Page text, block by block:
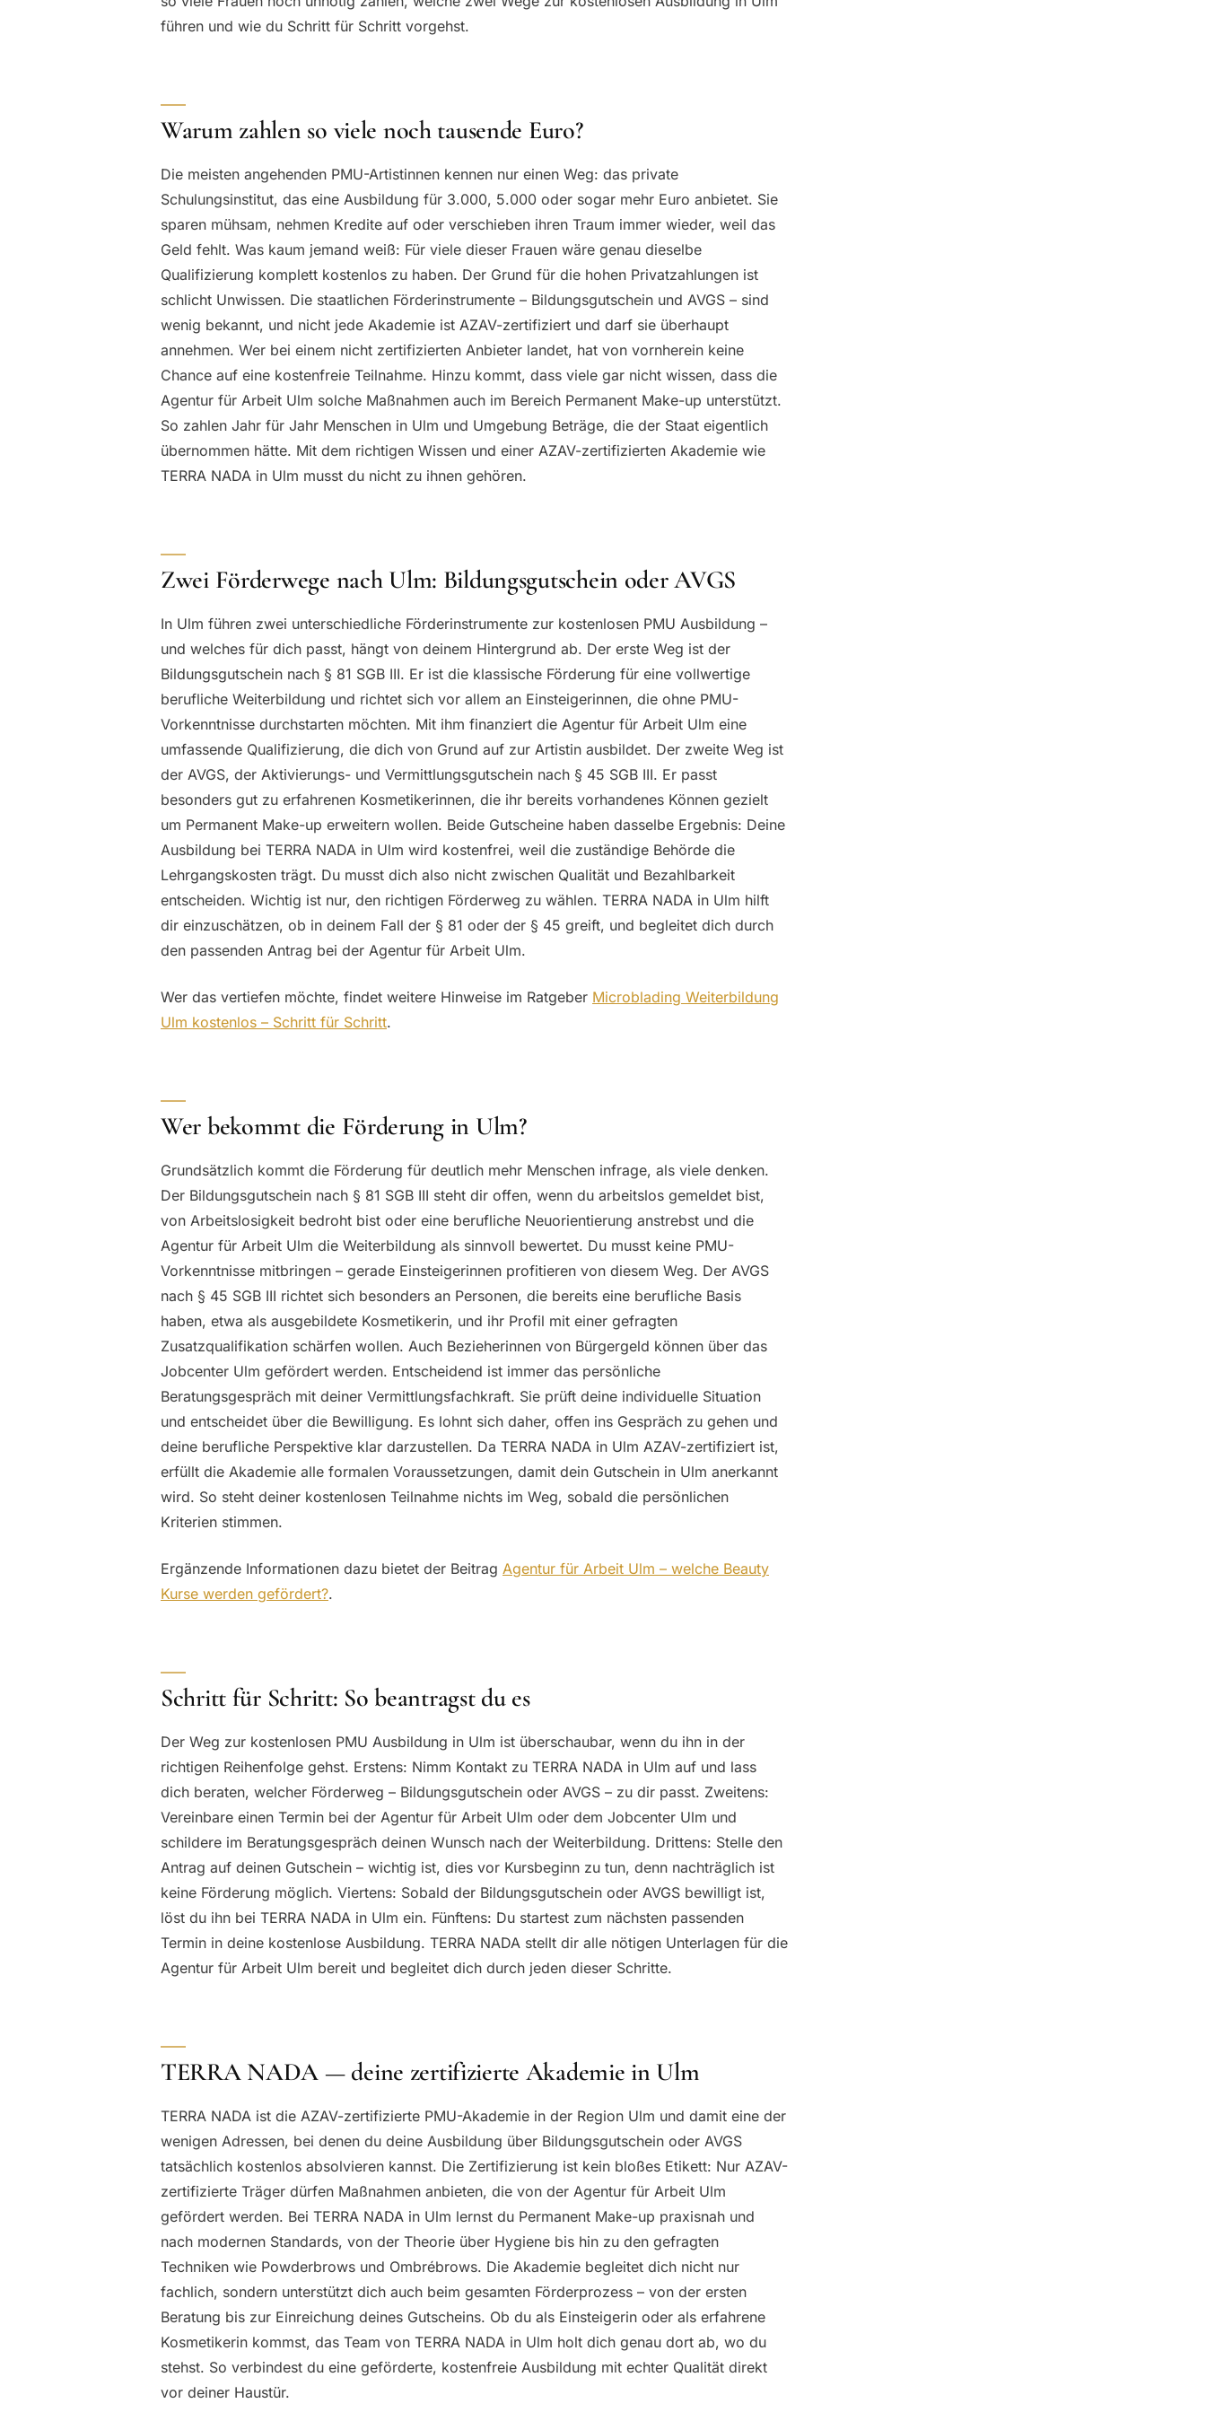
führen und wie du Schritt für Schritt vorgehst.
Warum zahlen so viele noch tausende Euro?
Die meisten angehenden PMU-Artistinnen kennen nur einen Weg: das private
Schulungsinstitut, das eine Ausbildung für 3.000, 5.000 oder sogar mehr Euro anbietet. Sie
sparen mühsam, nehmen Kredite auf oder verschieben ihren Traum immer wieder, weil das
Geld fehlt. Was kaum jemand weiß: Für viele dieser Frauen wäre genau dieselbe
Qualifizierung komplett kostenlos zu haben. Der Grund für die hohen Privatzahlungen ist
schlicht Unwissen. Die staatlichen Förderinstrumente – Bildungsgutschein und AVGS – sind
wenig bekannt, und nicht jede Akademie ist AZAV-zertifiziert und darf sie überhaupt
annehmen. Wer bei einem nicht zertifizierten Anbieter landet, hat von vornherein keine
Chance auf eine kostenfreie Teilnahme. Hinzu kommt, dass viele gar nicht wissen, dass die
Agentur für Arbeit Ulm solche Maßnahmen auch im Bereich Permanent Make-up unterstützt.
So zahlen Jahr für Jahr Menschen in Ulm und Umgebung Beträge, die der Staat eigentlich
übernommen hätte. Mit dem richtigen Wissen und einer AZAV-zertifizierten Akademie wie
TERRA NADA in Ulm musst du nicht zu ihnen gehören.
Zwei Förderwege nach Ulm: Bildungsgutschein oder AVGS
In Ulm führen zwei unterschiedliche Förderinstrumente zur kostenlosen PMU Ausbildung –
und welches für dich passt, hängt von deinem Hintergrund ab. Der erste Weg ist der
Bildungsgutschein nach § 81 SGB III. Er ist die klassische Förderung für eine vollwertige
berufliche Weiterbildung und richtet sich vor allem an Einsteigerinnen, die ohne PMU-
Vorkenntnisse durchstarten möchten. Mit ihm finanziert die Agentur für Arbeit Ulm eine
umfassende Qualifizierung, die dich von Grund auf zur Artistin ausbildet. Der zweite Weg ist
der AVGS, der Aktivierungs- und Vermittlungsgutschein nach § 45 SGB III. Er passt
besonders gut zu erfahrenen Kosmetikerinnen, die ihr bereits vorhandenes Können gezielt
um Permanent Make-up erweitern wollen. Beide Gutscheine haben dasselbe Ergebnis: Deine
Ausbildung bei TERRA NADA in Ulm wird kostenfrei, weil die zuständige Behörde die
Lehrgangskosten trägt. Du musst dich also nicht zwischen Qualität und Bezahlbarkeit
entscheiden. Wichtig ist nur, den richtigen Förderweg zu wählen. TERRA NADA in Ulm hilft
dir einzuschätzen, ob in deinem Fall der § 81 oder der § 45 greift, und begleitet dich durch
den passenden Antrag bei der Agentur für Arbeit Ulm.
Wer das vertiefen möchte, findet weitere Hinweise im Ratgeber Microblading Weiterbildung
Ulm kostenlos – Schritt für Schritt.
Wer bekommt die Förderung in Ulm?
Grundsätzlich kommt die Förderung für deutlich mehr Menschen infrage, als viele denken.
Der Bildungsgutschein nach § 81 SGB III steht dir offen, wenn du arbeitslos gemeldet bist,
von Arbeitslosigkeit bedroht bist oder eine berufliche Neuorientierung anstrebst und die
Agentur für Arbeit Ulm die Weiterbildung als sinnvoll bewertet. Du musst keine PMU-
Vorkenntnisse mitbringen – gerade Einsteigerinnen profitieren von diesem Weg. Der AVGS
nach § 45 SGB III richtet sich besonders an Personen, die bereits eine berufliche Basis
haben, etwa als ausgebildete Kosmetikerin, und ihr Profil mit einer gefragten
Zusatzqualifikation schärfen wollen. Auch Bezieherinnen von Bürgergeld können über das
Jobcenter Ulm gefördert werden. Entscheidend ist immer das persönliche
Beratungsgespräch mit deiner Vermittlungsfachkraft. Sie prüft deine individuelle Situation
und entscheidet über die Bewilligung. Es lohnt sich daher, offen ins Gespräch zu gehen und
deine berufliche Perspektive klar darzustellen. Da TERRA NADA in Ulm AZAV-zertifiziert ist,
erfüllt die Akademie alle formalen Voraussetzungen, damit dein Gutschein in Ulm anerkannt
wird. So steht deiner kostenlosen Teilnahme nichts im Weg, sobald die persönlichen
Kriterien stimmen.
Ergänzende Informationen dazu bietet der Beitrag Agentur für Arbeit Ulm – welche Beauty
Kurse werden gefördert?.
Schritt für Schritt: So beantragst du es
Der Weg zur kostenlosen PMU Ausbildung in Ulm ist überschaubar, wenn du ihn in der
richtigen Reihenfolge gehst. Erstens: Nimm Kontakt zu TERRA NADA in Ulm auf und lass
dich beraten, welcher Förderweg – Bildungsgutschein oder AVGS – zu dir passt. Zweitens:
Vereinbare einen Termin bei der Agentur für Arbeit Ulm oder dem Jobcenter Ulm und
schildere im Beratungsgespräch deinen Wunsch nach der Weiterbildung. Drittens: Stelle den
Antrag auf deinen Gutschein – wichtig ist, dies vor Kursbeginn zu tun, denn nachträglich ist
keine Förderung möglich. Viertens: Sobald der Bildungsgutschein oder AVGS bewilligt ist,
löst du ihn bei TERRA NADA in Ulm ein. Fünftens: Du startest zum nächsten passenden
Termin in deine kostenlose Ausbildung. TERRA NADA stellt dir alle nötigen Unterlagen für die
Agentur für Arbeit Ulm bereit und begleitet dich durch jeden dieser Schritte.
TERRA NADA — deine zertifizierte Akademie in Ulm
TERRA NADA ist die AZAV-zertifizierte PMU-Akademie in der Region Ulm und damit eine der
wenigen Adressen, bei denen du deine Ausbildung über Bildungsgutschein oder AVGS
tatsächlich kostenlos absolvieren kannst. Die Zertifizierung ist kein bloßes Etikett: Nur AZAV-
zertifizierte Träger dürfen Maßnahmen anbieten, die von der Agentur für Arbeit Ulm
gefördert werden. Bei TERRA NADA in Ulm lernst du Permanent Make-up praxisnah und
nach modernen Standards, von der Theorie über Hygiene bis hin zu den gefragten
Techniken wie Powderbrows und Ombrébrows. Die Akademie begleitet dich nicht nur
fachlich, sondern unterstützt dich auch beim gesamten Förderprozess – von der ersten
Beratung bis zur Einreichung deines Gutscheins. Ob du als Einsteigerin oder als erfahrene
Kosmetikerin kommst, das Team von TERRA NADA in Ulm holt dich genau dort ab, wo du
stehst. So verbindest du eine geförderte, kostenfreie Ausbildung mit echter Qualität direkt
vor deiner Haustür.